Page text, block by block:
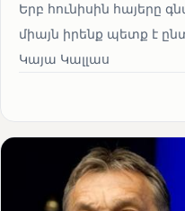
Երբ հունիսին հայերը
միայն իրենք պետք է
Կայա Կալլաս